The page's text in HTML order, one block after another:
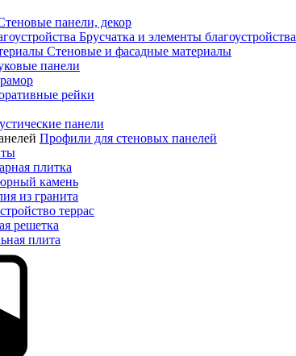
панели, декор
Брусчатка и элементы благоустройства
Стеновые и фасадные материалы
панели
рейки
панели
Профили для стеновых панелей
плитка
камень
из гранита
террас
решетка
плита